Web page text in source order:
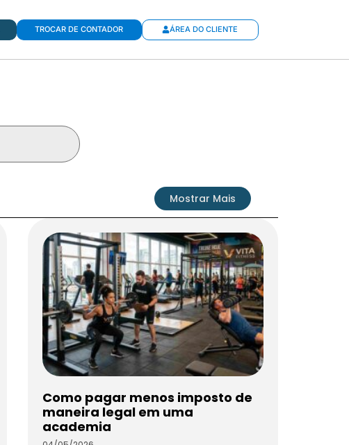
TROCAR DE CONTADOR ÁREA DO CLIENTE
Mostrar Mais
Como pagar menos imposto de
maneira legal em uma
academia